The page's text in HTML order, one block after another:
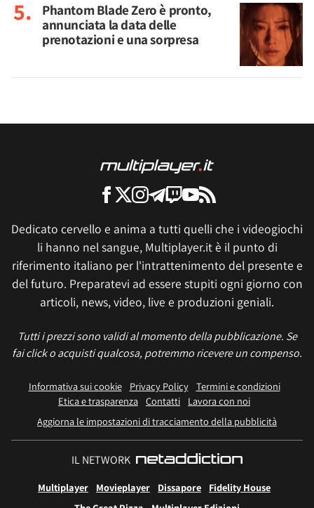
Phantom Blade Zero è pronto,
annunciata la data delle
prenotazioni e una sorpresa
Dedicato cervello e anima a tutti quelli che i videogiochi
li hanno nel sangue, Multiplayer.it è il punto di
riferimento italiano per l'intrattenimento del presente e
del futuro. Preparatevi ad essere stupiti ogni giorno con
articoli, news, video, live e produzioni geniali.
Tutti i prezzi sono validi al momento della pubblicazione. Se
fai click o acquisti qualcosa, potremmo ricevere un compenso.
Informativa sui cookie Privacy Policy
Termini e condizioni
Etica e trasparenza Contatti
Lavora con noi
Aggiorna le impostazioni di tracciamento della pubblicità
IL NETWORK
Multiplayer Movieplayer Dissapore
Fidelity House